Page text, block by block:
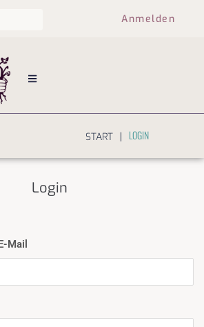
Anmelden
START | LOGIN
Login
Mail